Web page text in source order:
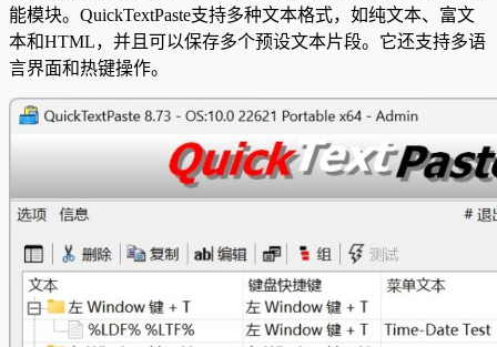
能模块。QuickTextPaste支持多种文本格式，如纯文本、富文
本和HTML，并且可以保存多个预设文本片段。它还支持多语
言界面和热键操作。